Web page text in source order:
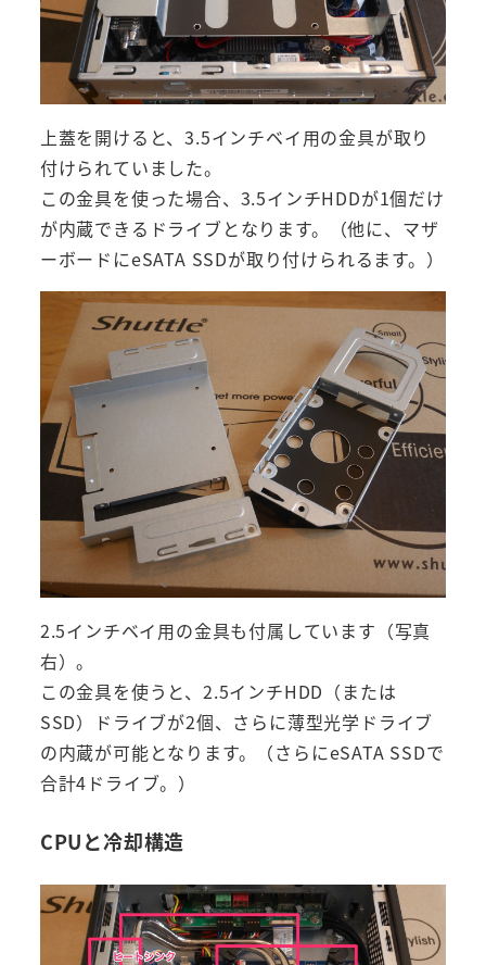
上蓋を開けると、3.5インチベイ用の金具が取り
付けられていました。
この金具を使った場合、3.5インチHDDが1個だけ
が内蔵できるドライブとなります。（他に、マザ
ーボードにeSATA SSDが取り付けられるます。）
2.5インチベイ用の金具も付属しています（写真
右）。
この金具を使うと、2.5インチHDD（または
SSD）ドライブが2個、さらに薄型光学ドライブ
の内蔵が可能となります。（さらにeSATA SSDで
合計4ドライブ。）
CPUと冷却構造